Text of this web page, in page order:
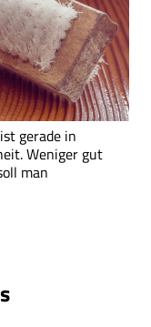
gerade in
Weniger gut
man